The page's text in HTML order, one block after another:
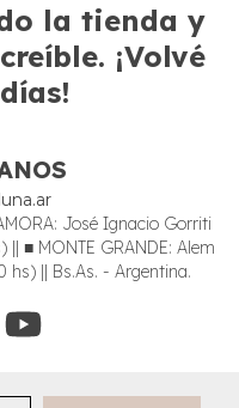
la tienda y
¡Volvé
José Ignacio Gorriti
■ MONTE GRANDE: Alem
hs) || Bs.As. - Argentina.